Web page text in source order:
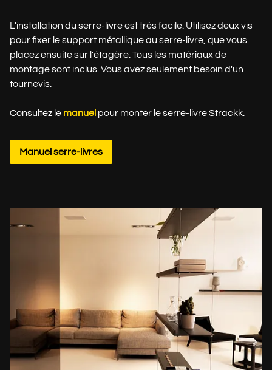
L'installation du serre-livre est très facile. Utilisez deux vis
pour fixer le support métallique au serre-livre, que vous
placez ensuite sur l'étagère. Tous les matériaux de
montage sont inclus. Vous avez seulement besoin d'un
tournevis.
Consultez le manuel pour monter le serre-livre Strackk.
Manuel serre-livres